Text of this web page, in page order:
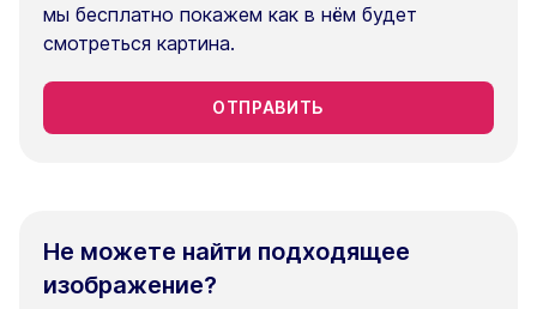
мы бесплатно покажем как в нём будет
смотреться картина.
ОТПРАВИТЬ
Не можете найти подходящее
изображение?